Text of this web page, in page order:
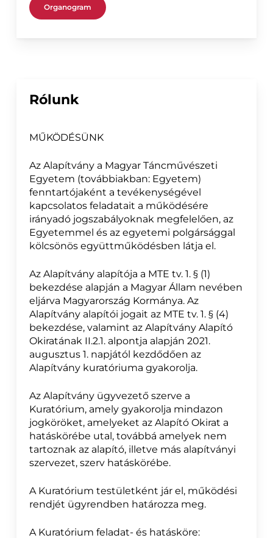
Organogram
Rólunk
MŰKÖDÉSÜNK
Az Alapítvány a Magyar Táncművészeti
Egyetem (továbbiakban: Egyetem)
fenntartójaként a tevékenységével
kapcsolatos feladatait a működésére
irányadó jogszabályoknak megfelelően, az
Egyetemmel és az egyetemi polgársággal
kölcsönös együttműködésben látja el.
Az Alapítvány alapítója a MTE tv. 1. § (1)
bekezdése alapján a Magyar Állam nevében
eljárva Magyarország Kormánya. Az
Alapítvány alapítói jogait az MTE tv. 1. § (4)
bekezdése, valamint az Alapítvány Alapító
Okiratának II.2.1. alpontja alapján 2021.
augusztus 1. napjától kezdődően az
Alapítvány kuratóriuma gyakorolja.
Az Alapítvány ügyvezető szerve a
Kuratórium, amely gyakorolja mindazon
jogköröket, amelyeket az Alapító Okirat a
hatáskörébe utal, továbbá amelyek nem
tartoznak az alapító, illetve más alapítványi
szervezet, szerv hatáskörébe.
A Kuratórium testületként jár el, működési
rendjét ügyrendben határozza meg.
A Kuratórium feladat- és hatásköre: